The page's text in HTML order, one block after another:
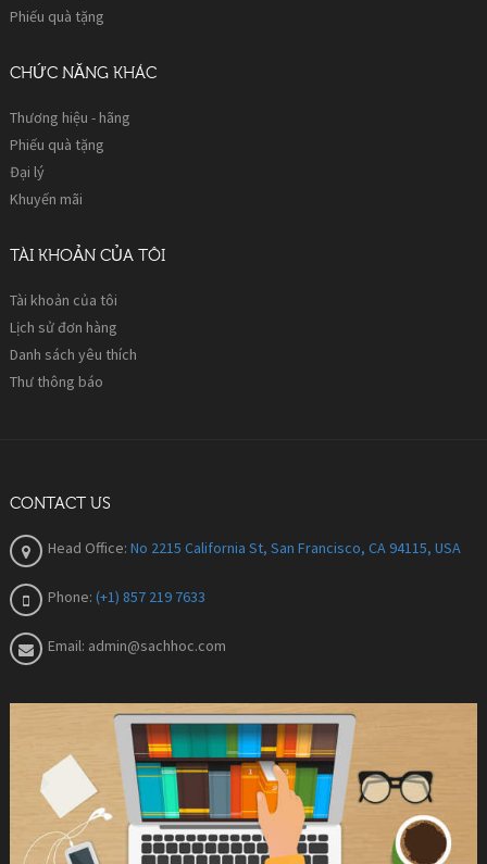
Phiếu quà tặng
CHỨC NĂNG KHÁC
Thương hiệu - hãng
Phiếu quà tặng
Đại lý
Khuyến mãi
TÀI KHOẢN CỦA TÔI
Tài khoản của tôi
Lịch sử đơn hàng
Danh sách yêu thích
Thư thông báo
CONTACT US
Head Office: No 2215 California St, San Francisco, CA 94115, USA
Phone: (+1) 857 219 7633
Email: admin@sachhoc.com